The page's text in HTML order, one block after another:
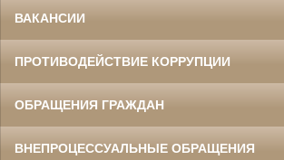
ВАКАНСИИ
ПРОТИВОДЕЙСТВИЕ КОРРУПЦИИ
ОБРАЩЕНИЯ ГРАЖДАН
ВНЕПРОЦЕССУАЛЬНЫЕ ОБРАЩЕНИЯ